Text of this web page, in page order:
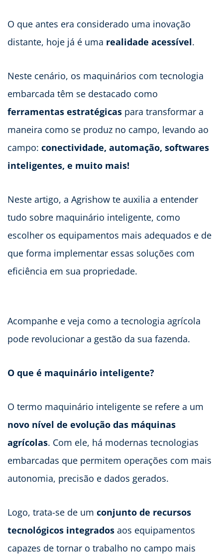
O que antes era considerado uma inovação
distante, hoje já é uma realidade acessível.
Neste cenário, os maquinários com tecnologia
embarcada têm se destacado como
ferramentas estratégicas para transformar a
maneira como se produz no campo, levando ao
campo: conectividade, automação, softwares
inteligentes, e muito mais!
Neste artigo, a Agrishow te auxilia a entender
tudo sobre maquinário inteligente, como
escolher os equipamentos mais adequados e de
que forma implementar essas soluções com
eficiência em sua propriedade.
Acompanhe e veja como a tecnologia agrícola
pode revolucionar a gestão da sua fazenda.
O que é maquinário inteligente?
O termo maquinário inteligente se refere a um
novo nível de evolução das máquinas
agrícolas. Com ele, há modernas tecnologias
embarcadas que permitem operações com mais
autonomia, precisão e dados gerados.
Logo, trata-se de um conjunto de recursos
tecnológicos integrados aos equipamentos
capazes de tornar o trabalho no campo mais